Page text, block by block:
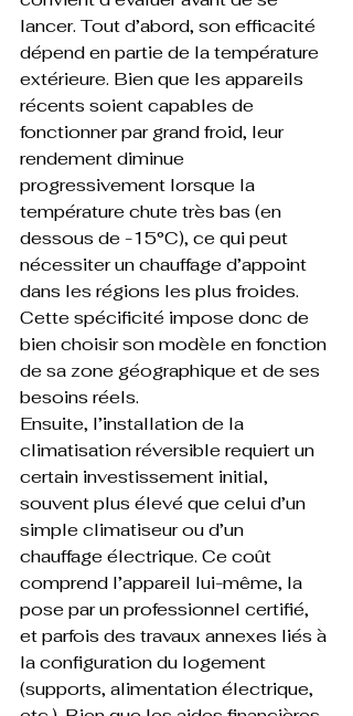
lancer. Tout d’abord, son efficacité
dépend en partie de la température
extérieure. Bien que les appareils
récents soient capables de
fonctionner par grand froid, leur
rendement diminue
progressivement lorsque la
température chute très bas (en
dessous de -15°C), ce qui peut
nécessiter un chauffage d’appoint
dans les régions les plus froides.
Cette spécificité impose donc de
bien choisir son modèle en fonction
de sa zone géographique et de ses
besoins réels.
Ensuite, l’installation de la
climatisation réversible requiert un
certain investissement initial,
souvent plus élevé que celui d’un
simple climatiseur ou d’un
chauffage électrique. Ce coût
comprend l’appareil lui-même, la
pose par un professionnel certifié,
et parfois des travaux annexes liés à
la configuration du logement
(supports, alimentation électrique,